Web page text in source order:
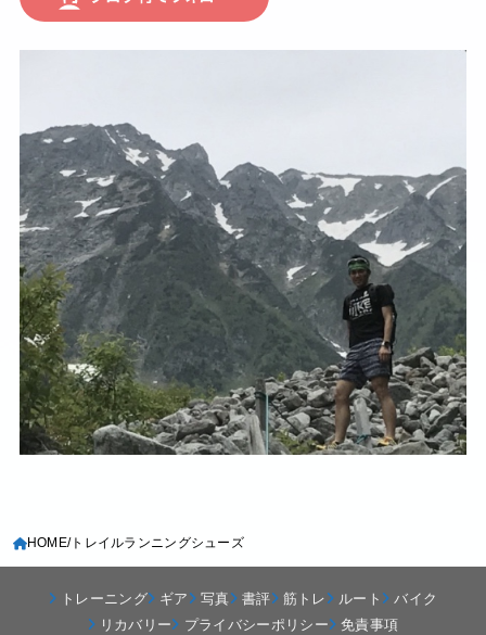
HOME トレイルランニングシューズ
トレーニング ギア 写真 書評 筋トレ ルート
バイク
リカバリー
プライバシーポリシー 免責事項